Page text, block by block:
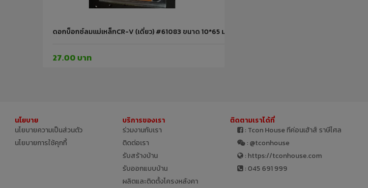
ดอกบ็อกซ์ลมแม่เหล็กCR-V (เดี่ยว) #61083 ขนาด 10*65 มม. PUMPKIN
27.00 บาท
นโยบาย
นโยบายความเป็นส่วนตัว
นโยบายการใช้คุกกี้
บริการของเรา
ร่วมงานกับเรา
ติดต่อเรา
รับสร้างบ้าน
รับออกแบบบ้าน
ผลิตและติดตั้งโครงหลังคา
ติดตามเราได้ที่
: Tcon House ทีค่อนเฮ้าส์ ราษีไศล
: @tconhouse
: https://tconhouse.com
: 045 691 999